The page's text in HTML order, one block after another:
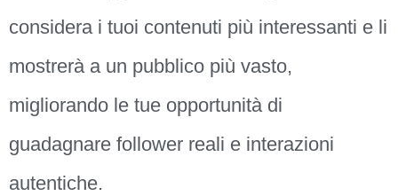
considera i tuoi contenuti più interessanti e li
mostrerà a un pubblico più vasto,
migliorando le tue opportunità di
guadagnare follower reali e interazioni
autentiche.